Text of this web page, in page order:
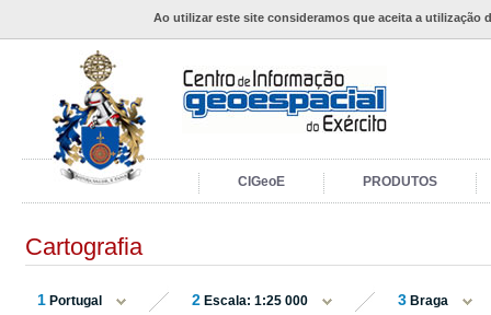
Ao utilizar este site consideramos que aceita a utilização
CIGeoE PRODUTOS
Cartografia
1 Portugal 2 Escala: 1:25 000 3 Braga